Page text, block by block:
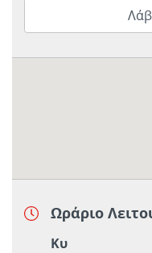
Ωράριο
Ημέρα της
Κυ